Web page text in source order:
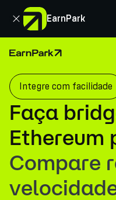
EarnPark
Fechar
Página Inicial
Produtos
Mercados
PARK Token
Recursos
Empresa
Integre com facilidade
Faça
Ethereum
Compare